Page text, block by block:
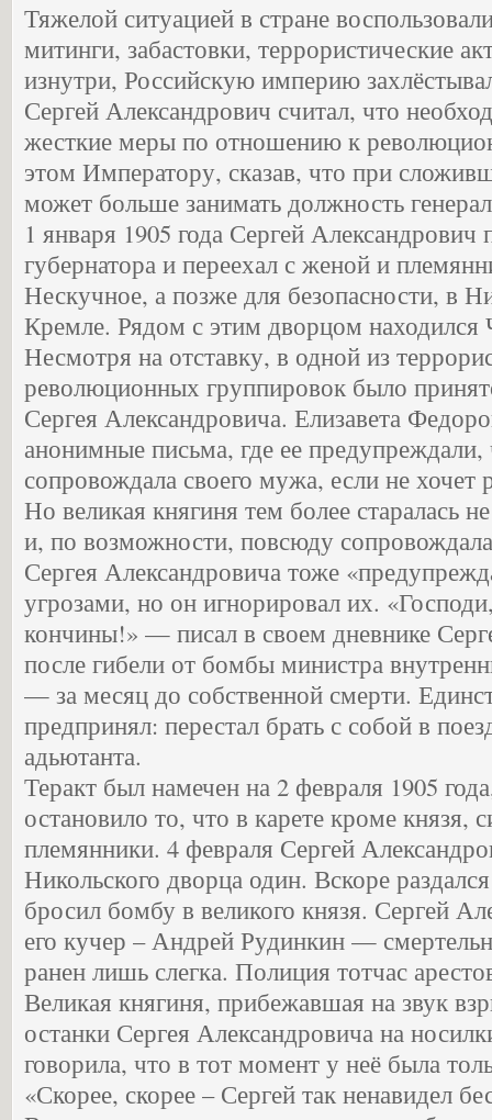
Тяжелой ситуацией в стране
митинги, забастовки, террористические
изнутри, Российскую империю
Сергей Александрович считал, что
жесткие меры по отношению к
этом Императору, сказав, что при
может больше занимать должность
1 января 1905 года Сергей Александрович
губернатора и переехал с женой и
Нескучное, а позже для безопасности, в
Кремле. Рядом с этим дворцом находился
Несмотря на отставку, в одной из
революционных группировок было
Сергея Александровича. Елизавета
анонимные письма, где ее
сопровождала своего мужа, если не хочет
Но великая княгиня тем более старалась
и, по возможности, повсюду
Сергея Александровича тоже
угрозами, но он игнорировал их.
кончины!» — писал в своем дневнике
после гибели от бомбы министра
— за месяц до собственной смерти.
предпринял: перестал брать с собой в
адьютанта.
Теракт был намечен на 2 февраля 1905
остановило то, что в карете кроме князя,
племянники. 4 февраля Сергей
Никольского дворца один. Вскоре
бросил бомбу в великого князя. Сергей
его кучер – Андрей Рудинкин —
ранен лишь слегка. Полиция тотчас
Великая княгиня, прибежавшая на звук
останки Сергея Александровича на
говорила, что в тот момент у неё была
«Скорее, скорее – Сергей так ненавидел